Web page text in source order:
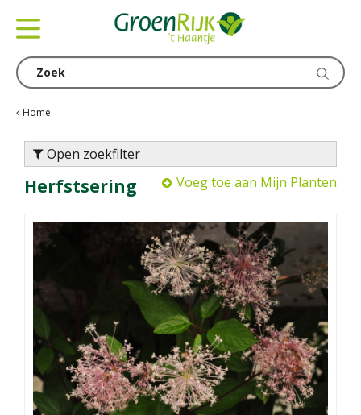
Home
Open zoekfilter
Herfstsering Voeg toe aan Mijn Planten